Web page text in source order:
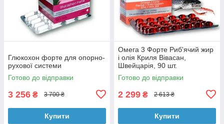
Глюкохон форте для опорно-
рухової системи
Готово до відправки
3 256 ₴ 3 700 ₴
Купити
Омега 3 Форте Риб'ячий жир
і олія Криля Вівасан,
Швейцарія, 90 шт.
Готово до відправки
2 299 ₴ 2 613 ₴
Купити